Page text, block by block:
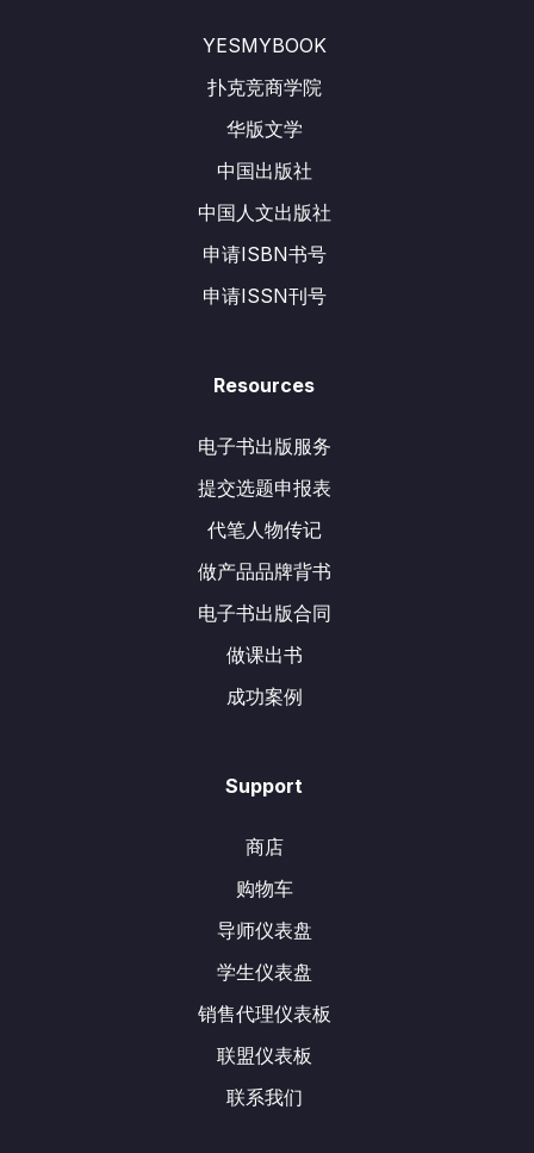
YESMYBOOK
扑克竞商学院
华版文学
中国出版社
中国人文出版社
申请ISBN书号
申请ISSN刊号
Resources
电子书出版服务
提交选题申报表
代笔人物传记
做产品品牌背书
电子书出版合同
做课出书
成功案例
Support
商店
购物车
导师仪表盘
学生仪表盘
销售代理仪表板
联盟仪表板
联系我们